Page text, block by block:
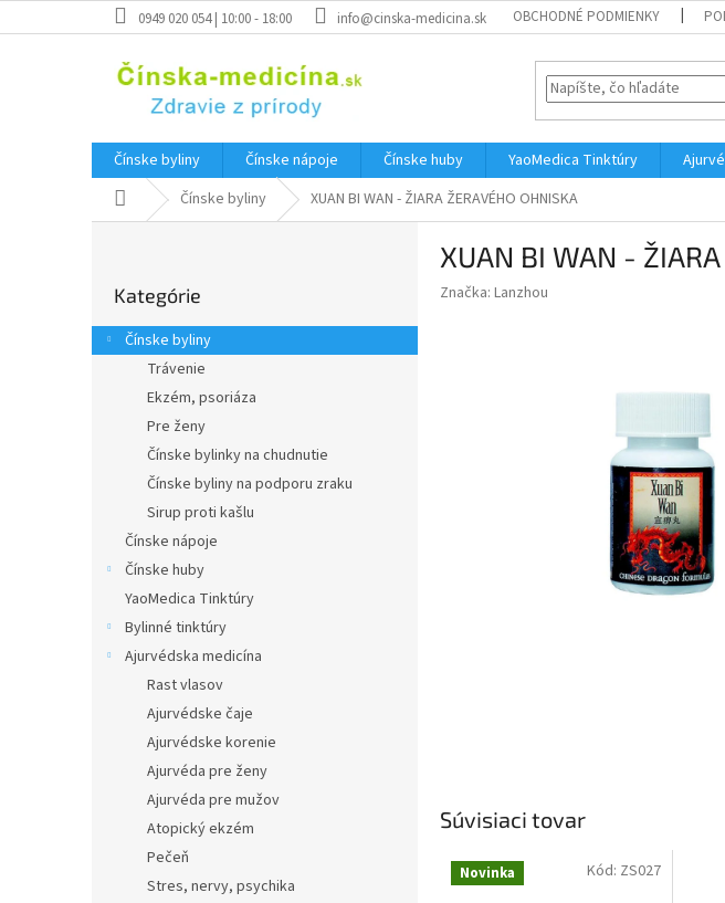
na
0949 020 054 | 10:00 - 18:00 info@cinska-medicina.sk OBCHODNÉ PODMIENKY
Čínske byliny Čínske nápoje Čínske huby YaoMedica Tinktúry
Domov Čínske byliny XUAN BI WAN - ŽIARA ŽERAVÉHO OHNISKA
ý
p
kategórie
Kategórie
Čínske byliny
Trávenie
Ekzém, psoriáza
Pre ženy
Čínske bylinky na chudnutie
Čínske byliny na podporu zraku
Sirup proti kašlu
Čínske nápoje
Čínske huby
YaoMedica Tinktúry
Bylinné tinktúry
Ajurvédska medicína
Rast vlasov
Ajurvédske čaje
Ajurvédske korenie
Ajurvéda pre ženy
Ajurvéda pre mužov
Atopický ekzém
Pečeň
Stres, nervy, psychika
XUAN BI WAN -
Značka: Lanzhou
Súvisiaci tovar
Novinka Kód: ZS027